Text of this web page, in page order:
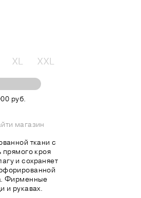
XL XXL
руб.
магазин
ткани с
прямого кроя
и сохраняет
Фирменные
и рукавах.